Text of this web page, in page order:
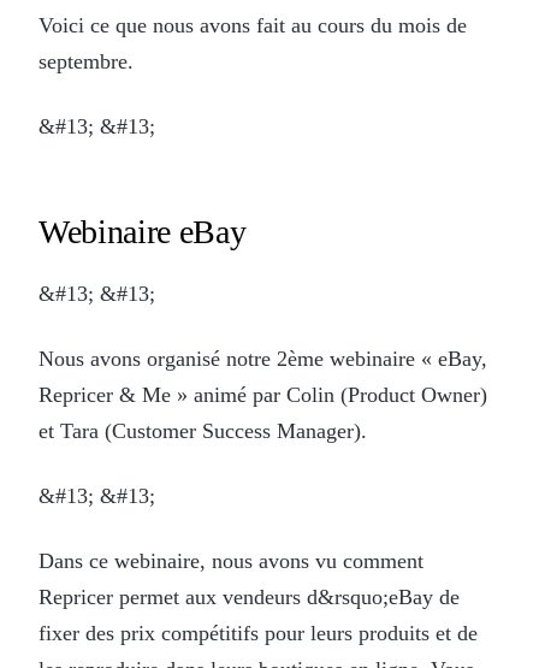
Voici ce que nous avons fait au cours du mois de
septembre.
&#13; &#13;
Webinaire eBay
&#13; &#13;
Nous avons organisé notre 2ème webinaire « eBay,
Repricer & Me » animé par Colin (Product Owner)
et Tara (Customer Success Manager).
&#13; &#13;
Dans ce webinaire, nous avons vu comment
Repricer permet aux vendeurs d&rsquo;eBay de
fixer des prix compétitifs pour leurs produits et de